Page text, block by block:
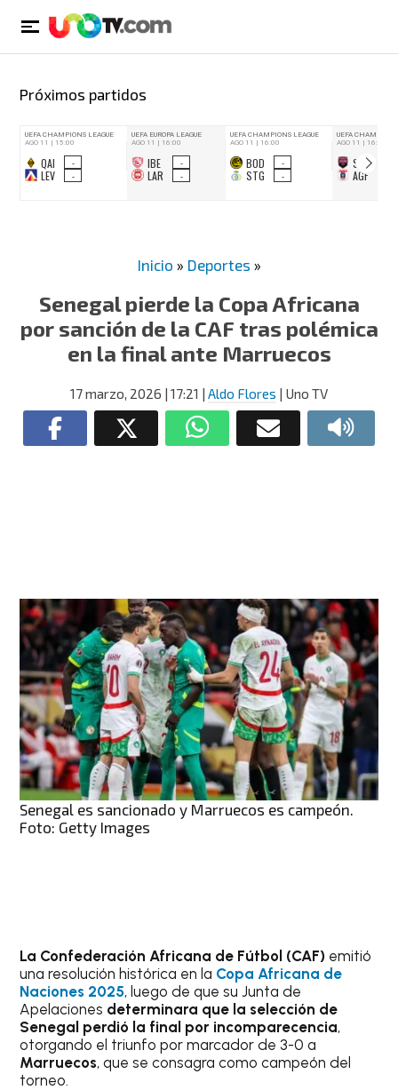
Próximos partidos
Inicio » Deportes »
Senegal pierde la Copa Africana
por sanción de la CAF tras polémica
en la final ante Marruecos
17 marzo, 2026 | 17:21 | Aldo Flores | Uno TV
Senegal es sancionado y Marruecos es campeón.
Foto: Getty Images
La Confederación Africana de Fútbol (CAF) emitió
una resolución histórica en la Copa Africana de
Naciones 2025, luego de que su Junta de
Apelaciones determinara que la selección de
Senegal perdió la final por incomparecencia,
otorgando el triunfo por marcador de 3-0 a
Marruecos, que se consagra como campeón del
torneo.